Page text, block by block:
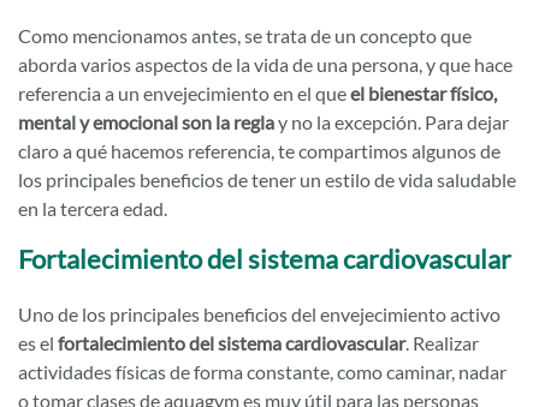
Como mencionamos antes, se trata de un concepto que
aborda varios aspectos de la vida de una persona, y que hace
referencia a un envejecimiento en el queel bienestar físico,
mental y emocional son la reglay no la excepción. Para dejar
claro a qué hacemos referencia, te compartimos algunos de
los principales beneficios de tener un estilo de vida saludable
en la tercera edad.
Fortalecimiento del sistema cardiovascular
Uno de los principales beneficios del envejecimiento activo
es el fortalecimiento del sistema cardiovascular. Realizar
actividades físicas de forma constante, como caminar, nadar
o tomar clases de aquagym es muy útil para las personas